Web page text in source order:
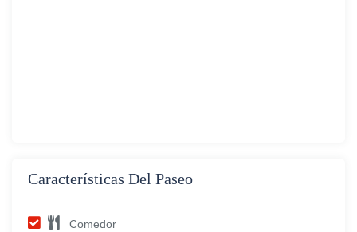
Características Del Paseo
Comedor